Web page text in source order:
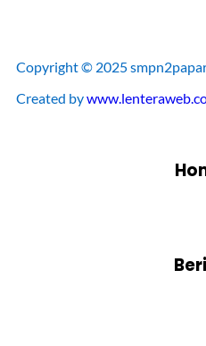
Copyright © 2025
Created by